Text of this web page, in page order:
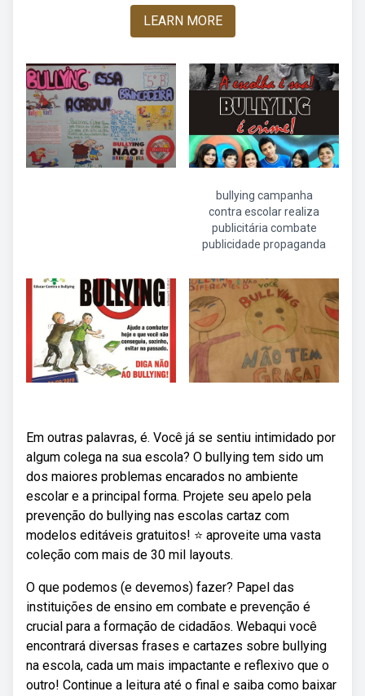
LEARN MORE
bullying campanha
contra escolar realiza
publicitária combate
publicidade propaganda
Em outras palavras, é. Você já se sentiu intimidado por
algum colega na sua escola? O bullying tem sido um
dos maiores problemas encarados no ambiente
escolar e a principal forma. Projete seu apelo pela
prevenção do bullying nas escolas cartaz com
modelos editáveis gratuitos! ⭐️ aproveite uma vasta
coleção com mais de 30 mil layouts.
O que podemos (e devemos) fazer? Papel das
instituições de ensino em combate e prevenção é
crucial para a formação de cidadãos. Webaqui você
encontrará diversas frases e cartazes sobre bullying
na escola, cada um mais impactante e reflexivo que o
outro! Continue a leitura até o final e saiba como baixar